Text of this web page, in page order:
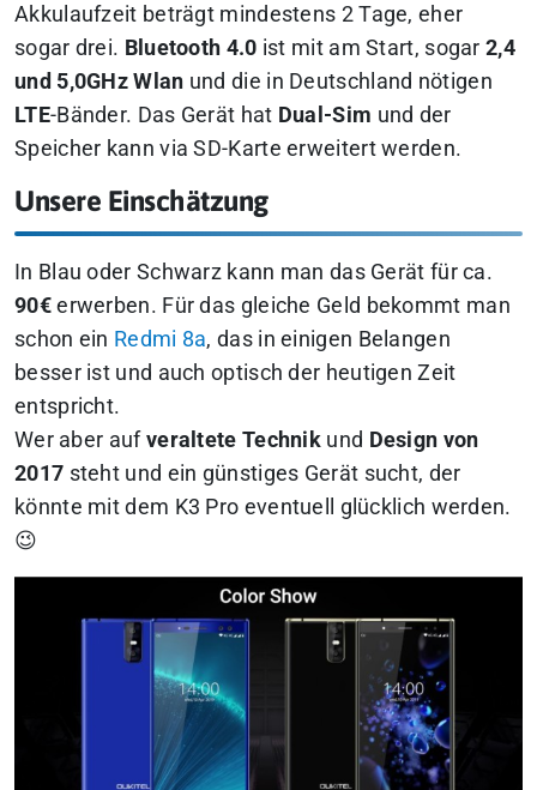
Akkulaufzeit beträgt mindestens 2 Tage, eher
sogar drei. Bluetooth 4.0 ist mit am Start, sogar2,4
und 5,0GHz Wlan und die in Deutschland nötigen
LTE-Bänder. Das Gerät hat Dual-Sim und der
Speicher kann via SD-Karte erweitert werden.
Unsere Einschätzung
In Blau oder Schwarz kann man das Gerät für ca.
90€erwerben. Für das gleiche Geld bekommt man
schon ein Redmi 8a, das in einigen Belangen
besser ist und auch optisch der heutigen Zeit
entspricht.
Wer aber auf veraltete Technik und Design von
2017 steht und ein günstiges Gerät sucht, der
könnte mit dem K3 Pro eventuell glücklich werden.
😉